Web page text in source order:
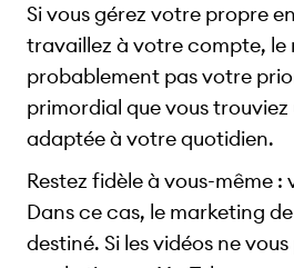
Si vous gérez votre propre
travaillez à votre compte, le
probablement pas votre
primordial que vous
adaptée à votre quotidien.
Restez fidèle à vous-même :
Dans ce cas, le marketing
destiné. Si les vidéos ne